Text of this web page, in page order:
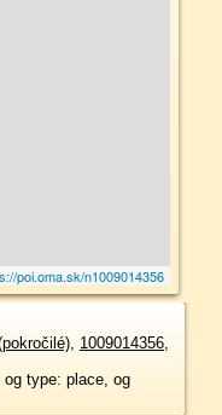
poi.oma.sk/n1009014356
, 1009014356,
og type: place, og